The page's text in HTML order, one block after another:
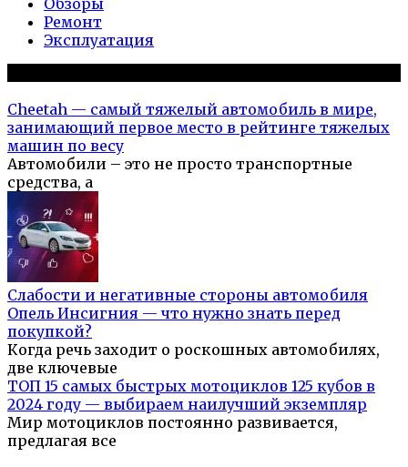
Обзоры
Ремонт
Эксплуатация
Cheetah — самый тяжелый автомобиль в мире,
занимающий первое место в рейтинге тяжелых
машин по весу
Автомобили – это не просто транспортные
средства, а
Слабости и негативные стороны автомобиля
Опель Инсигния — что нужно знать перед
покупкой?
Когда речь заходит о роскошных автомобилях,
две ключевые
ТОП 15 самых быстрых мотоциклов 125 кубов в
2024 году — выбираем наилучший экземпляр
Мир мотоциклов постоянно развивается,
предлагая все